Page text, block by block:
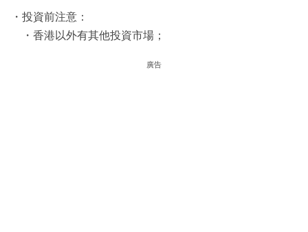
・投資前注意：
・香港以外有其他投資市場；
廣告